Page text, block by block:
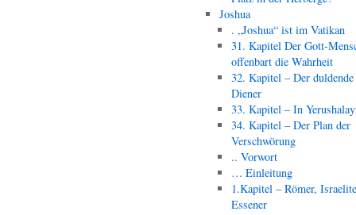
Joshua
. „Joshua“ ist im Vatikan
31. Kapitel Der Gott-
offenbart die Wahrheit
32. Kapitel – Der duldende
Diener
33. Kapitel – In
34. Kapitel – Der Plan der
Verschwörung
.. Vorwort
… Einleitung
1.Kapitel – Römer,
Essener